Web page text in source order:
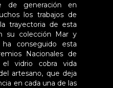
de generación en
los trabajos de
trayectoria de esta
su colección Mar y
conseguido esta
Nacionales de
el vidrio cobra vida
artesano, que deja
en cada una de las